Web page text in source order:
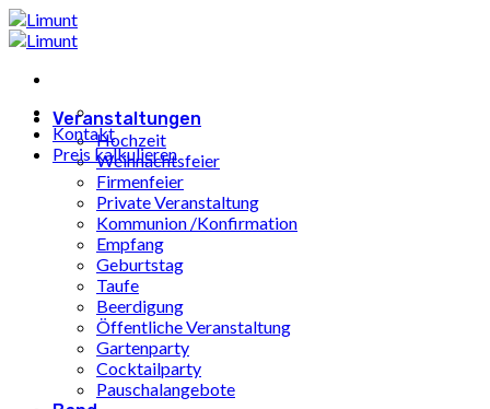
Zum
Inhalt
Veranstaltungen
Hochzeit
Weihnachtsfeier
Firmenfeier
Private Veranstaltung
Kommunion /Konfirmation
Empfang
Geburtstag
Taufe
Beerdigung
Öffentliche Veranstaltung
Gartenparty
Cocktailparty
Pauschalangebote
Kontakt
Preis kalkulieren